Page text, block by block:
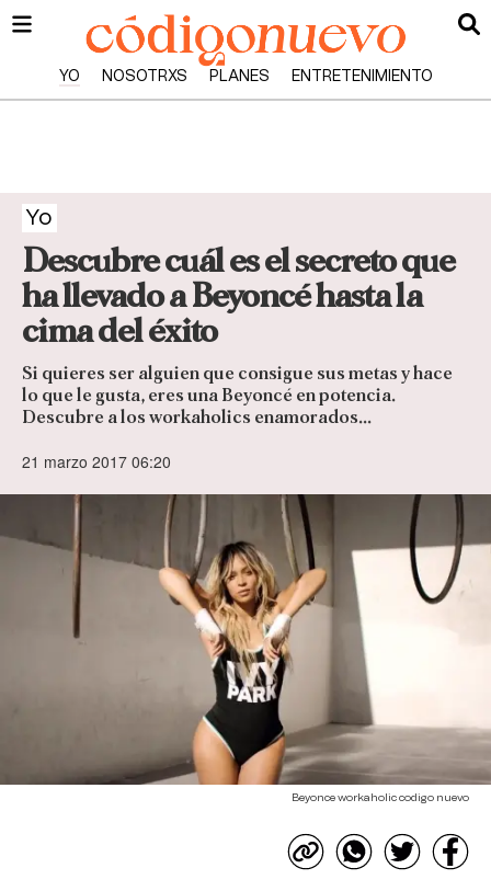
YO NOSOTRXS PLANES ENTRETENIMIENTO
Yo
Descubre cuál es el secreto que
ha llevado a Beyoncé hasta la
cima del éxito
Si quieres ser alguien que consigue sus metas y hace
lo que le gusta, eres una Beyoncé en potencia.
Descubre a los workaholics enamorados...
21 marzo 2017 06:20
Beyonce workaholic codigo nuevo